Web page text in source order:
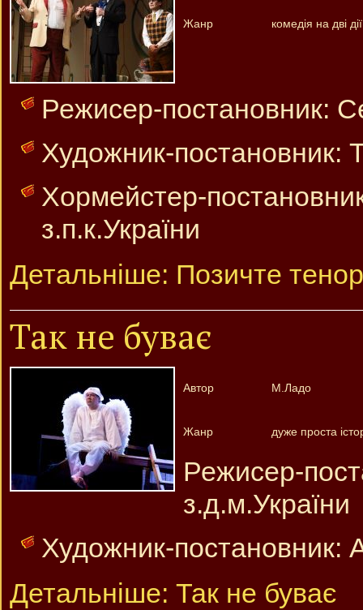
Жанр комедія на дві дії
Режисер-постановник:
Художник-постановник:
Хормейстер-
з.п.к.України
Детальніше: Позичте
Так не буває
Автор М.Ладо
Жанр дуже проста
Режисер-
з.д.м.України
Художник-постановник:
Детальніше: Так не буває